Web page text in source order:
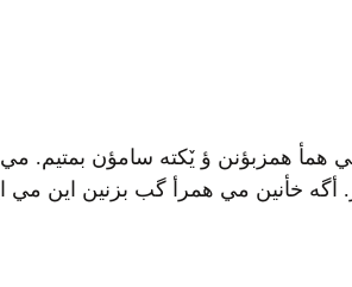
همأ همزبؤنن ؤ يٚکته سامؤن بمتيم.
أگه خأنين مي همرأ گب بزنين اين مي